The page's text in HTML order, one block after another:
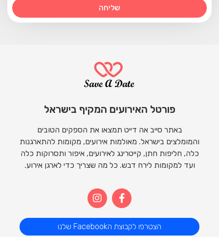
שליחה
פורטל האירועים המקיף בישראל
באתר סייב אה דייט תמצאו את הספקים הטובים
והמומלצים בישראל. מאולמות אירועים, מקומות להתארגנות
כלה, חליפות חתן, קייטרינג לאירועים, איפור ותסרוקות כלה
ועד למקומות לירח דבש. כל מה שצריך כדי לארגן אירוע.
הצטרפו לקבוצת הFacebook שלנו